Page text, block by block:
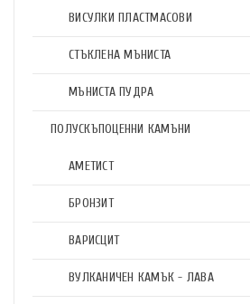
ВИСУЛКИ ПЛАСТМАСОВИ
СТЪКЛЕНА МЪНИСТА
МЪНИСТА ПУДРА
ПОЛУСКЪПОЦЕННИ КАМЪНИ
АМЕТИСТ
БРОНЗИТ
ВАРИСЦИТ
ВУЛКАНИЧЕН КАМЪК - ЛАВА